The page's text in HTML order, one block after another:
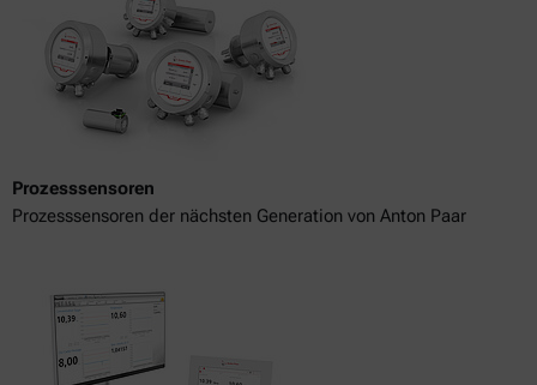
Prozesssensoren
Prozesssensoren der nächsten Generation von Anton Paar